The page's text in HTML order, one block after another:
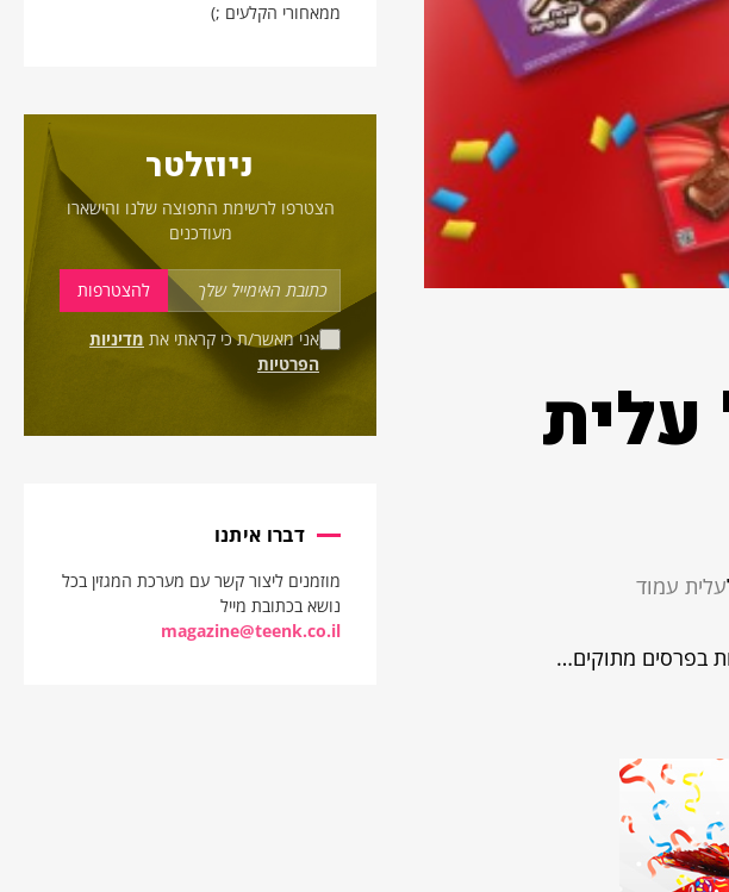
עלית
עלית עמוד
באחד מ- 10 האתגרים ולזכות בפרסים מתוקים…
ממאחורי הקלעים ;)
ניוזלטר
הצטרפו לרשימת התפוצה שלנו והישארו
מעודכנים
אני מאשר/ת כי קראתי את מדיניות
הפרטיות
דברו איתנו
מוזמנים ליצור קשר עם מערכת המגזין בכל
נושא בכתובת מייל
magazine@teenk.co.il